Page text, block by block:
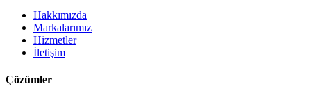
Hakkımızda
Markalarımız
Hizmetler
İletişim
Çözümler